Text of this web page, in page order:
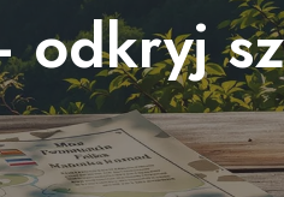
odkryj